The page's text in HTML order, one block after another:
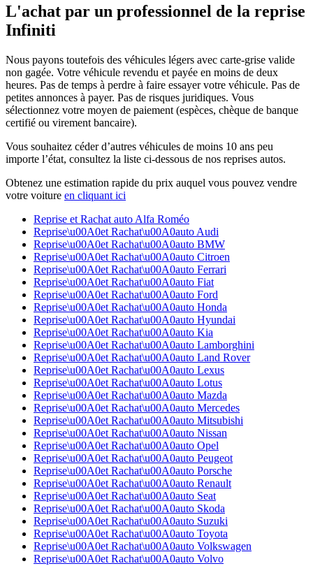
L'achat par un professionnel de la reprise
Infiniti
Nous payons toutefois des véhicules légers avec carte-grise valide
non gagée. Votre véhicule revendu et payée en moins de deux
heures. Pas de temps à perdre à faire essayer votre véhicule. Pas de
petites annonces à payer. Pas de risques juridiques. Vous
sélectionnez votre moyen de paiement (espèces, chèque de banque
certifié ou virement bancaire).
Vous souhaitez céder d’autres véhicules de moins 10 ans peu
importe l’état, consultez la liste ci-dessous de nos reprises autos.
Obtenez une estimation rapide du prix auquel vous pouvez vendre
votre voiture en cliquant ici
Reprise et Rachat auto Alfa Roméo
Reprise\u00A0et Rachat\u00A0auto Audi
Reprise\u00A0et Rachat\u00A0auto BMW
Reprise\u00A0et Rachat\u00A0auto Citroen
Reprise\u00A0et Rachat\u00A0auto Ferrari
Reprise\u00A0et Rachat\u00A0auto Fiat
Reprise\u00A0et Rachat\u00A0auto Ford
Reprise\u00A0et Rachat\u00A0auto Honda
Reprise\u00A0et Rachat\u00A0auto Hyundai
Reprise\u00A0et Rachat\u00A0auto Kia
Reprise\u00A0et Rachat\u00A0auto Lamborghini
Reprise\u00A0et Rachat\u00A0auto Land Rover
Reprise\u00A0et Rachat\u00A0auto Lexus
Reprise\u00A0et Rachat\u00A0auto Lotus
Reprise\u00A0et Rachat\u00A0auto Mazda
Reprise\u00A0et Rachat\u00A0auto Mercedes
Reprise\u00A0et Rachat\u00A0auto Mitsubishi
Reprise\u00A0et Rachat\u00A0auto Nissan
Reprise\u00A0et Rachat\u00A0auto Opel
Reprise\u00A0et Rachat\u00A0auto Peugeot
Reprise\u00A0et Rachat\u00A0auto Porsche
Reprise\u00A0et Rachat\u00A0auto Renault
Reprise\u00A0et Rachat\u00A0auto Seat
Reprise\u00A0et Rachat\u00A0auto Skoda
Reprise\u00A0et Rachat\u00A0auto Suzuki
Reprise\u00A0et Rachat\u00A0auto Toyota
Reprise\u00A0et Rachat\u00A0auto Volkswagen
Reprise\u00A0et Rachat\u00A0auto Volvo